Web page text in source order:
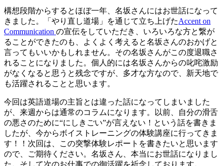
構想段階からするとほぼ一年、名坂さんにはお世話になって
きました。「やり直し道場」を通じて立ち上げたAccent on
Communication の宣伝をしていただき、いろいろな方と繋が
ることができたのも、よくよく考えると名坂さんのおかげと
言ってもいいかもしれません。その名坂さんがこの度退職さ
れることになりました。個人的には名坂さんからの叱咤激励
がなくなると思うと残念ですが、多才な方なので、新天地で
も活躍されることと思います。
今回は英語道場の主旨とは違った話になってしまいました
が、来週からは通常のコラムになります。以前、自分の滑舌
の悪さのために“にしきごい”が言えない！という話を書きま
したが、今からボイストレーニングの体験講座に行ってきま
す！！次回は、この突撃体験レポートを書きたいと思います
ので、ご期待ください。名坂さん、本当にお世話になりまし